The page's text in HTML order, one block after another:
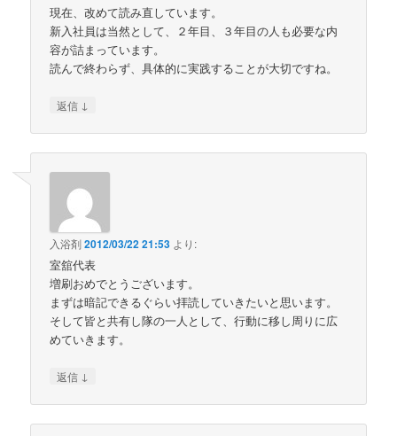
現在、改めて読み直しています。
新入社員は当然として、２年目、３年目の人も必要な内
容が詰まっています。
読んで終わらず、具体的に実践することが大切ですね。
返信 ↓
入浴剤2012/03/22 21:53 より:
室舘代表
増刷おめでとうございます。
まずは暗記できるぐらい拝読していきたいと思います。
そして皆と共有し隊の一人として、行動に移し周りに広
めていきます。
返信 ↓